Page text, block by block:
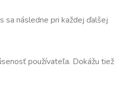
sa následne pri každej ďalšej
používateľa. Dokážu tiež